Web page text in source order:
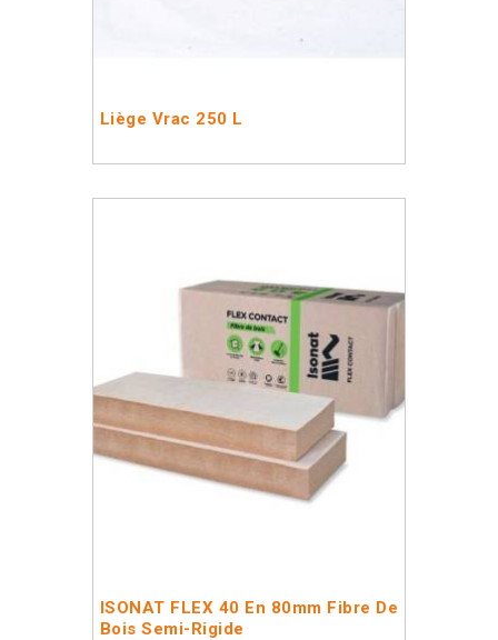
Liège Vrac 250 L
ISONAT FLEX 40 En 80mm Fibre De
Bois Semi-Rigide